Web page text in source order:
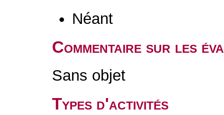
Néant
Commentaire sur les
Sans objet
Types d'activités